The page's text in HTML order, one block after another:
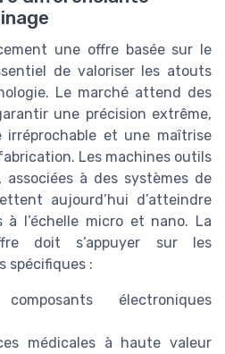
une offre basée sur le
de valoriser les atouts
Le marché attend des
une précision extrême,
et une maîtrise
Les machines outils
à des systèmes de
aujourd’hui d’atteindre
à l’échelle micro et nano. La
doit s’appuyer sur les
spécifiques :
électroniques
médicales à haute valeur